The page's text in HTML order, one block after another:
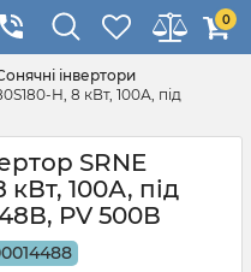
0
інвертори
H, 8 кВт, 100А, під
SRNE
кВт, 100А, під
PV 500В